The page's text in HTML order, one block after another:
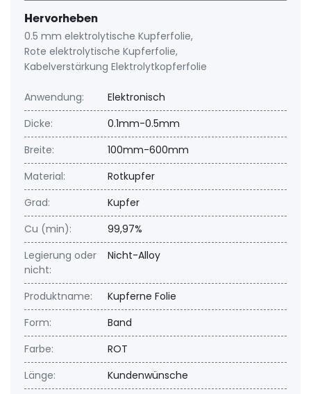
Hervorheben
0.5 mm elektrolytische Kupferfolie,
Rote elektrolytische Kupferfolie,
Kabelverstärkung Elektrolytkopferfolie
Anwendung:
Elektronisch
Dicke:
0.1mm-0.5mm
Breite:
100mm-600mm
Material:
Rotkupfer
Grad:
Kupfer
Cu (min):
99,97%
Legierung oder
nicht:
Nicht-Alloy
Produktname:
Kupferne Folie
Form:
Band
Farbe:
ROT
Länge:
Kundenwünsche